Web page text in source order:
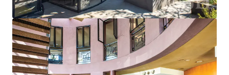
Voir plus